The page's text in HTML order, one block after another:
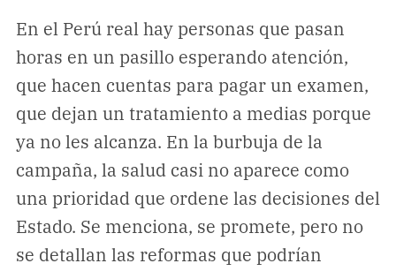
Inicio
Noticias
Especiales
Nosotros
COBERTURAS
Comprueba
Climatopedia
En el Perú real hay personas que pasan
horas en un pasillo esperando atención,
que hacen cuentas para pagar un examen,
que dejan un tratamiento a medias porque
ya no les alcanza. En la burbuja de la
campaña, la salud casi no aparece como
una prioridad que ordene las decisiones del
Estado. Se menciona, se promete, pero no
se detallan las reformas que podrían